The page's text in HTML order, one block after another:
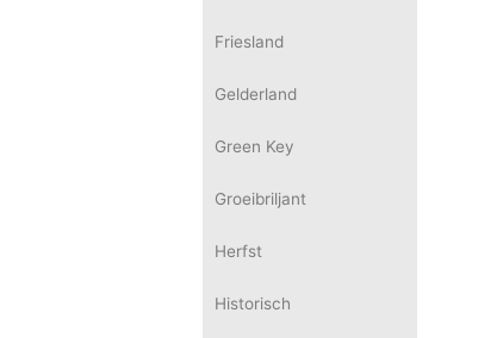
Friesland
Gelderland
Green Key
Groeibriljant
Herfst
Historisch